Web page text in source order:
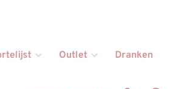
Outlet Dranken